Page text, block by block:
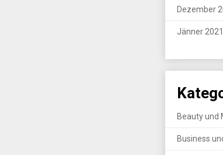
Dezember
Jänner 2021
Beauty und
Business